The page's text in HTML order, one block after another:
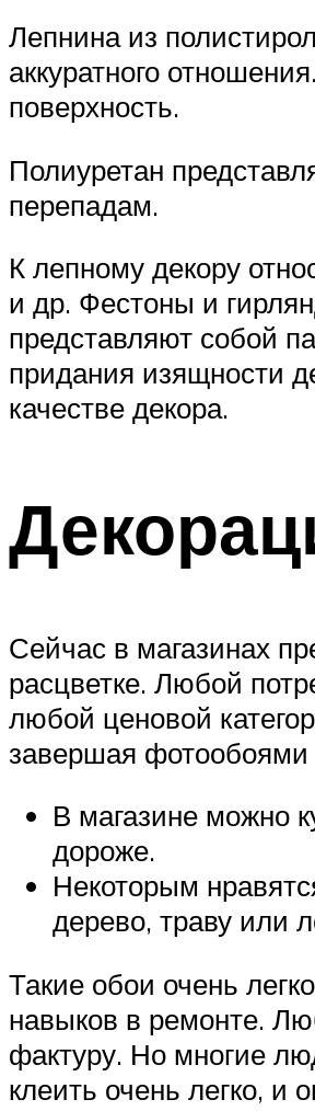
Лепнина из
аккуратного
поверхность.
Полиуретан
перепадам.
К лепному декору
и др. Фестоны и
представляют собой
придания изящности
качестве декора.
Сейчас в магазинах
расцветке. Любой
любой ценовой
завершая
В магазине можно
дороже.
Некоторым
дерево, траву или
Такие обои очень
навыков в ремонте.
фактуру. Но многие
клеить очень легко, и